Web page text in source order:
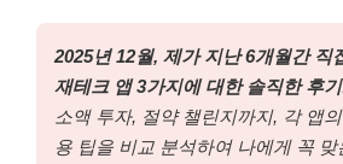
2025년 12월, 제가 지난 6개월간 직
재테크 앱 3가지에 대한 솔직한 후
소액 투자, 절약 챌린지까지, 각 앱
용 팁을 비교 분석하여 나에게 꼭